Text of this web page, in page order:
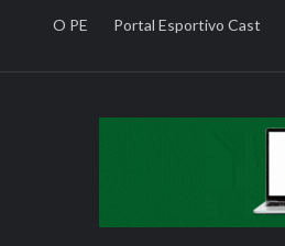
O PE Portal Esportivo Cast